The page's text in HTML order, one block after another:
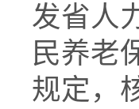
发省人
民养老
规定，